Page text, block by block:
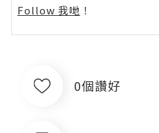
Follow 我哋 ！
0個讚好